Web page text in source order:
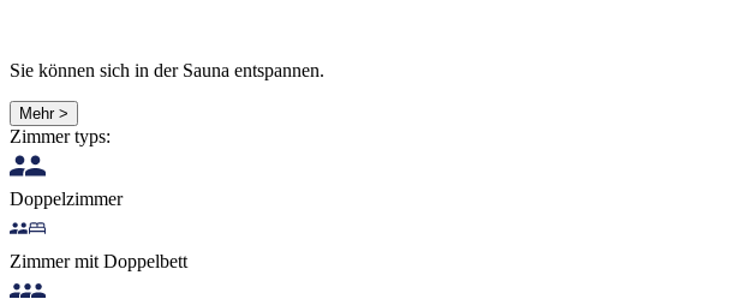
Sie können sich in der Sauna entspannen.
Mehr >
Zimmer typs:
Doppelzimmer
Zimmer mit Doppelbett